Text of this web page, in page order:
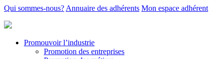
Qui sommes-nous? Annuaire des adhérents Mon espace adhérent
Promouvoir l’industrie
Promotion des entreprises